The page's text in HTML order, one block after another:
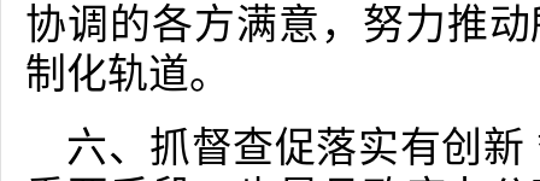
协调的各方满意，努力推
制化轨道。
六、抓督查促落实有创